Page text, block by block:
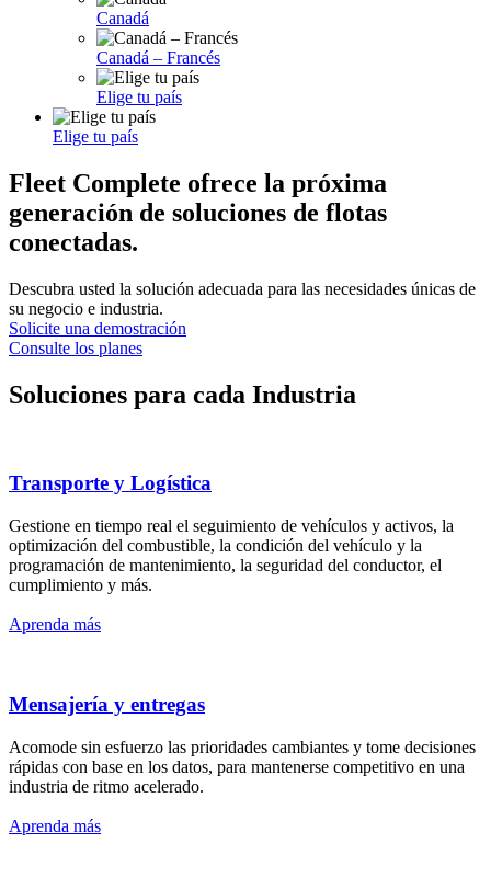
Canadá
Canadá – Francés
Elige tu país
Elige tu país
Fleet Complete ofrece la próxima
generación de soluciones de flotas
conectadas.
Descubra usted la solución adecuada para las necesidades únicas de
su negocio e industria.
Solicite una demostración
Consulte los planes
Soluciones para cada Industria
Transporte y Logística
Gestione en tiempo real el seguimiento de vehículos y activos, la
optimización del combustible, la condición del vehículo y la
programación de mantenimiento, la seguridad del conductor, el
cumplimiento y más.
Aprenda más
Mensajería y entregas
Acomode sin esfuerzo las prioridades cambiantes y tome decisiones
rápidas con base en los datos, para mantenerse competitivo en una
industria de ritmo acelerado.
Aprenda más